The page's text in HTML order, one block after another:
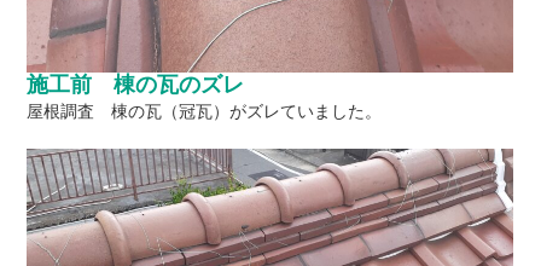
施工前 棟の瓦のズレ
屋根調査 棟の瓦（冠瓦）がズレていました。